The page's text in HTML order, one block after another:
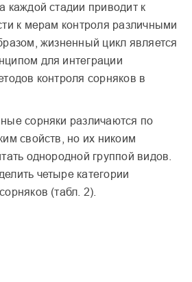
каждой стадии при­водит к
к мерам контроля различными
жизненный цикл является
для интеграции
контроля сорняков в
сор­няки различаются по
свойств, но их никоим
однородной груп­пой видов.
четыре категории
(табл. 2).